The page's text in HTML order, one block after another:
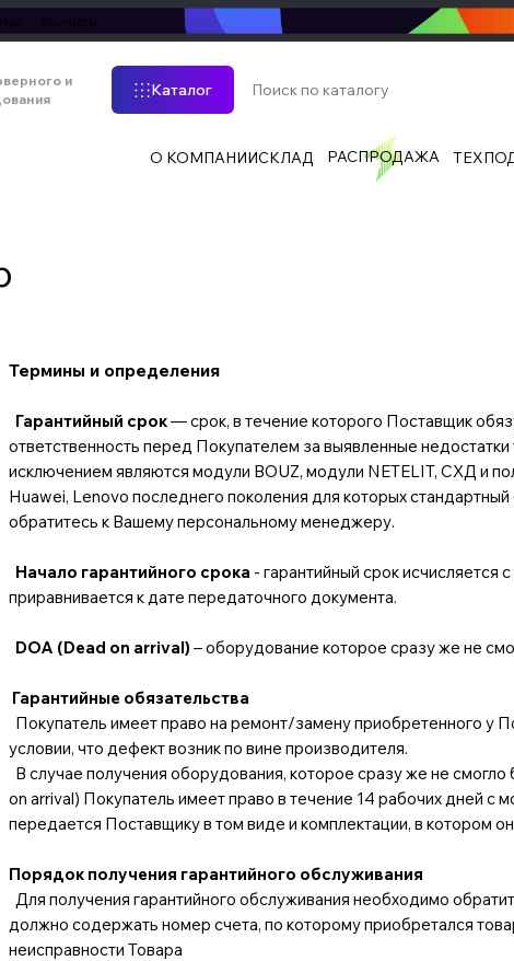
Контакты
и
Каталог
О КОМПАНИИСКЛАД РАСПРОДАЖА
Термины и определения
Гарантийный срок— срок, в течение которого Поставщик
ответственность перед Покупателем за выявленные
исключением являются модули BOUZ, модули NETELIT, СХД и
Huawei, Lenovo последнего поколения для которых
обратитесь к Вашему персональному менеджеру.
Начало гарантийного срока - гарантийный срок исчисляется
приравнивается к дате передаточного документа.
DOA (Dead on arrival) – оборудование которое сразу же не
Гарантийные обязательства
Покупатель имеет право на ремонт/замену приобретенного у
условии, что дефект возник по вине производителя.
В случае получения оборудования, которое сразу же не
on arrival) Покупатель имеет право в течение 14 рабочих дней с
передается Поставщику в том виде и комплектации, в котором
Порядок получения гарантийного обслуживания
Для получения гарантийного обслуживания необходимо
должно содержать номер счета, по которому приобретался
неисправности Товара